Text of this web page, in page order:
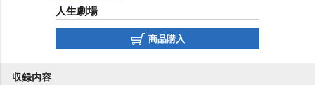
人生劇場
商品購入
収録内容